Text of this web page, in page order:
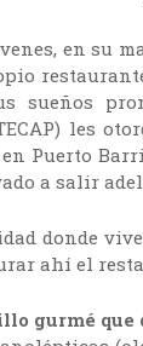
en su
sueños
les
Puerto
a salir
donde
ahí el
gurmé que